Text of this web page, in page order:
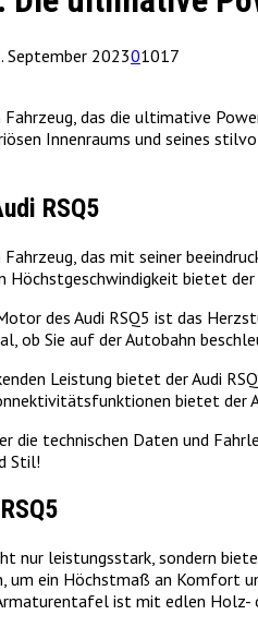
September 202301017
Fahrzeug, das die ultimative
Innenraums und seines
RSQ5
Fahrzeug, das mit seiner
Höchstgeschwindigkeit bietet
des Audi RSQ5 ist das
ob Sie auf der Autobahn
Leistung bietet der Audi
bietet der
die technischen Daten und
Stil!
nur leistungsstark, sondern
ein Höchstmaß an Komfort
ist mit edlen